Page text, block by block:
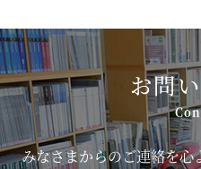
お問
みなさまからのご連絡を